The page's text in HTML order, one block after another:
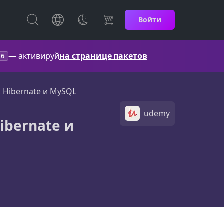
Войти
— активируйна странице пакетов
и MySQL
и
udemy